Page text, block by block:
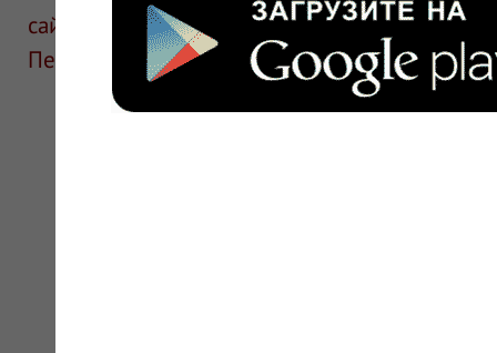
сайте для ознакомления и не является
Перед применением необходима